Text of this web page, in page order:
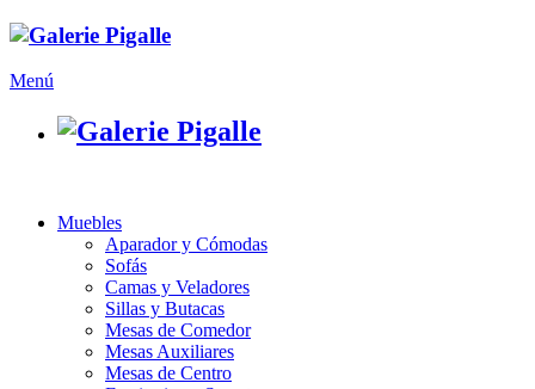
Menú
Muebles
Aparador y Cómodas
Sofás
Camas y Veladores
Sillas y Butacas
Mesas de Comedor
Mesas Auxiliares
Mesas de Centro